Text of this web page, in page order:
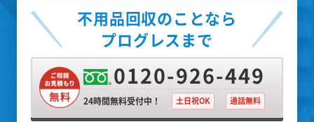
不用品回収のことなら
プログレスまで
0120-926-449
24時間無料受付中！ 土日祝OK 通話無料